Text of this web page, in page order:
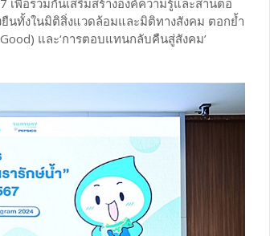
เพื่อร่วมกันเสริมสร้างองค์ความรู้และสานต่อ
นทั้งในมิติสิ่งแวดล้อมและมิติทางสังคม ตอกย้ำ
และ‘การตอบแทนกลับคืนสู่สังคม’